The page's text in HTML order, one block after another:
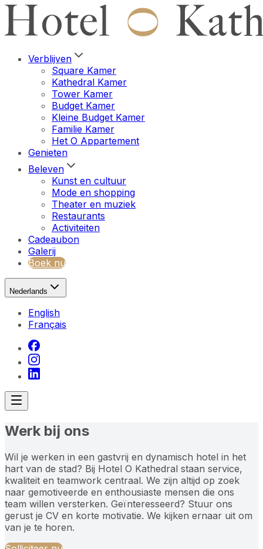
Verblijven
Square Kamer
Kathedral Kamer
Tower Kamer
Budget Kamer
Kleine Budget Kamer
Familie Kamer
Het O Appartement
Genieten
Beleven
Kunst en cultuur
Mode en shopping
Theater en muziek
Restaurants
Activiteiten
Cadeaubon
Galerij
Boek nu
Nederlands
English
Français
Werk bij ons
Wil je werken in een gastvrij en dynamisch hotel in het
hart van de stad? Bij Hotel O Kathedral staan service,
kwaliteit en teamwork centraal. We zijn altijd op zoek
naar gemotiveerde en enthousiaste mensen die ons
team willen versterken. Geïnteresseerd? Stuur ons
gerust je CV en korte motivatie. We kijken ernaar uit om
van je te horen.